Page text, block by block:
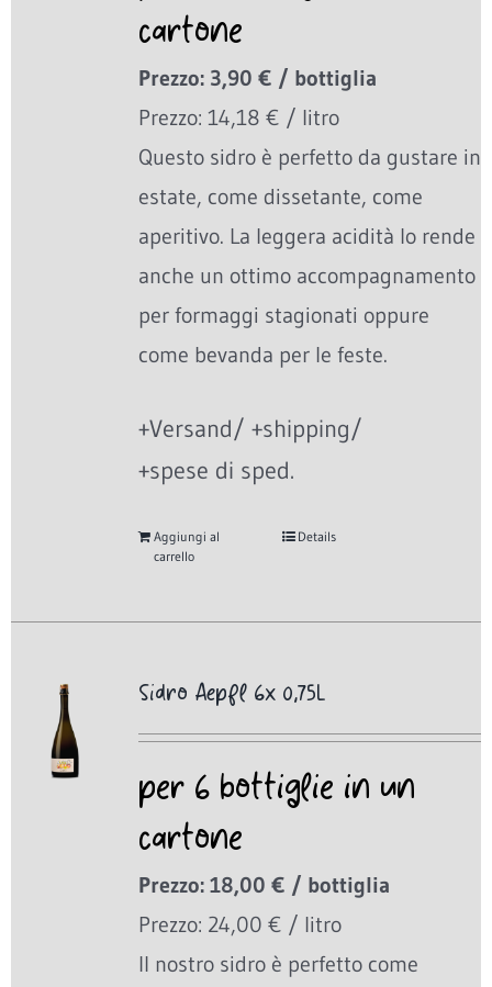
cartone
Prezzo: 3,90 € / bottiglia
Prezzo: 14,18 € / litro
Questo sidro è perfetto da gustare in
estate, come dissetante, come
aperitivo. La leggera acidità lo rende
anche un ottimo accompagnamento
per formaggi stagionati oppure
come bevanda per le feste.
+Versand/ +shipping/
+spese di sped.
Aggiungi al
carrello
Details
Sidro Aepfl 6x 0,75L
per 6 bottiglie in un
cartone
Prezzo: 18,00 € / bottiglia
Prezzo: 24,00 € / litro
Il nostro sidro è perfetto come